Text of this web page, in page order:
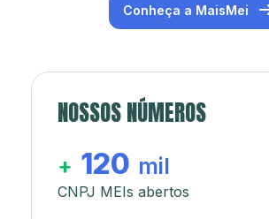
Conheça a MaisMei
NOSSOS NÚMEROS
+ 120 mil
CNPJ MEIs abertos